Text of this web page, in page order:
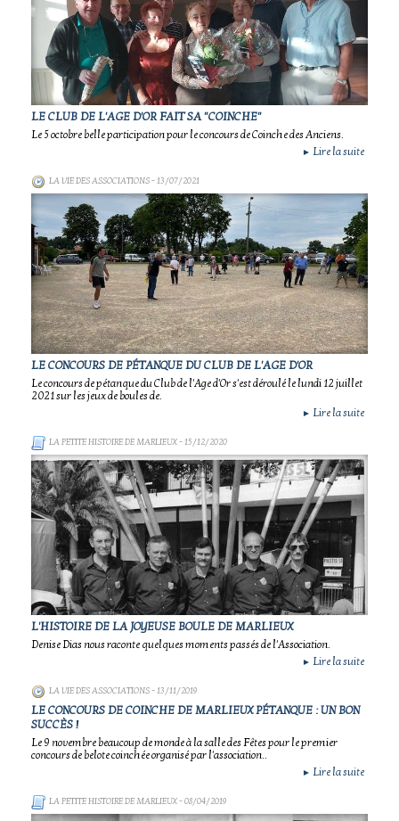
LE CLUB DE L'AGE D'OR FAIT SA "COINCHE"
Le 5 octobre belle participation pour le concours de Coinche des Anciens.
► Lire la suite
LA VIE DES ASSOCIATIONS- 13/07/2021
LE CONCOURS DE PÉTANQUE DU CLUB DE L'AGE D'OR
Le concours de pétanque du Club de l'Age d'Or s'est déroulé le lundi 12 juillet
2021 sur les jeux de boules de.
► Lire la suite
LA PETITE HISTOIRE DE MARLIEUX- 15/12/2020
L'HISTOIRE DE LA JOYEUSE BOULE DE MARLIEUX
Denise Dias nous raconte quelques moments passés de l'Association.
► Lire la suite
LA VIE DES ASSOCIATIONS- 13/11/2019
LE CONCOURS DE COINCHE DE MARLIEUX PÉTANQUE : UN BON
SUCCÈS !
Le 9 novembre beaucoup de monde à la salle des Fêtes pour le premier
concours de belote coinchée organisé par l'association..
► Lire la suite
LA PETITE HISTOIRE DE MARLIEUX- 08/04/2019